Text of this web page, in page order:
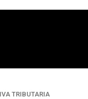
TRIBUTARIA